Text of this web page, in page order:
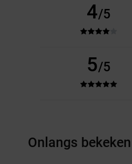
4/5
5/5
Onlangs bekeken